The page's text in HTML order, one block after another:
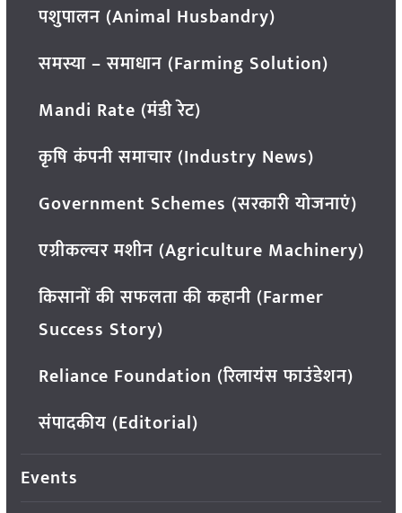
पशुपालन (Animal Husbandry)
समस्या – समाधान (Farming Solution)
Mandi Rate (मंडी रेट)
कृषि कंपनी समाचार (Industry News)
Government Schemes (सरकारी योजनाएं)
एग्रीकल्चर मशीन (Agriculture Machinery)
किसानों की सफलता की कहानी (Farmer
Success Story)
Reliance Foundation (रिलायंस फाउंडेशन)
संपादकीय (Editorial)
Events